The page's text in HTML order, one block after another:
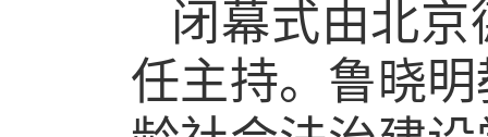
闭幕式由北
任主持。鲁晓